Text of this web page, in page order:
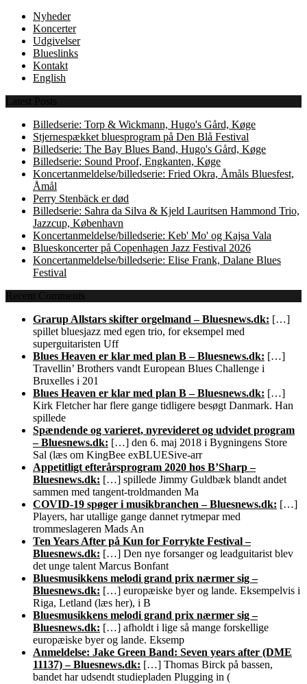
Nyheder
Koncerter
Udgivelser
Blueslinks
Kontakt
English
Latest Posts
Billedserie: Torp & Wickmann, Hugo's Gård, Køge
Stjernespækket bluesprogram på Den Blå Festival
Billedserie: The Bay Blues Band, Hugo's Gård, Køge
Billedserie: Sound Proof, Engkanten, Køge
Koncertanmeldelse/billedserie: Fried Okra, Åmåls Bluesfest,
Åmål
Perry Stenbäck er død
Billedserie: Sahra da Silva & Kjeld Lauritsen Hammond Trio,
Jazzcup, København
Koncertanmeldelse/billedserie: Keb' Mo' og Kajsa Vala
Blueskoncerter på Copenhagen Jazz Festival 2026
Koncertanmeldelse/billedserie: Elise Frank, Dalane Blues
Festival
Recent Comments
Grarup Allstars skifter orgelmand – Bluesnews.dk: […]
spillet bluesjazz med egen trio, for eksempel med
superguitaristen Uff
Blues Heaven er klar med plan B – Bluesnews.dk: […]
Travellin’ Brothers vandt European Blues Challenge i
Bruxelles i 201
Blues Heaven er klar med plan B – Bluesnews.dk: […]
Kirk Fletcher har flere gange tidligere besøgt Danmark. Han
spillede
Spændende og varieret, nyrevideret og udvidet program
– Bluesnews.dk: […] den 6. maj 2018 i Bygningens Store
Sal (læs om KingBee exBLUESive-arr
Appetitligt efterårsprogram 2020 hos B’Sharp –
Bluesnews.dk: […] spillede Jimmy Guldbæk blandt andet
sammen med tangent-troldmanden Ma
COVID-19 spøger i musikbranchen – Bluesnews.dk: […]
Players, har utallige gange dannet rytmepar med
trommeslageren Mads An
Ten Years After på Kun for Forrykte Festival –
Bluesnews.dk: […] Den nye forsanger og leadguitarist blev
det unge talent Marcus Bonfant
Bluesmusikkens melodi grand prix nærmer sig –
Bluesnews.dk: […] europæiske byer og lande. Eksempelvis i
Riga, Letland (læs her), i B
Bluesmusikkens melodi grand prix nærmer sig –
Bluesnews.dk: […] afholdt i lige så mange forskellige
europæiske byer og lande. Eksemp
Anmeldelse: Jake Green Band: Seven years after (DME
11137) – Bluesnews.dk: […] Thomas Birck på bassen,
bandet har udsendt studiepladen Plugging in (